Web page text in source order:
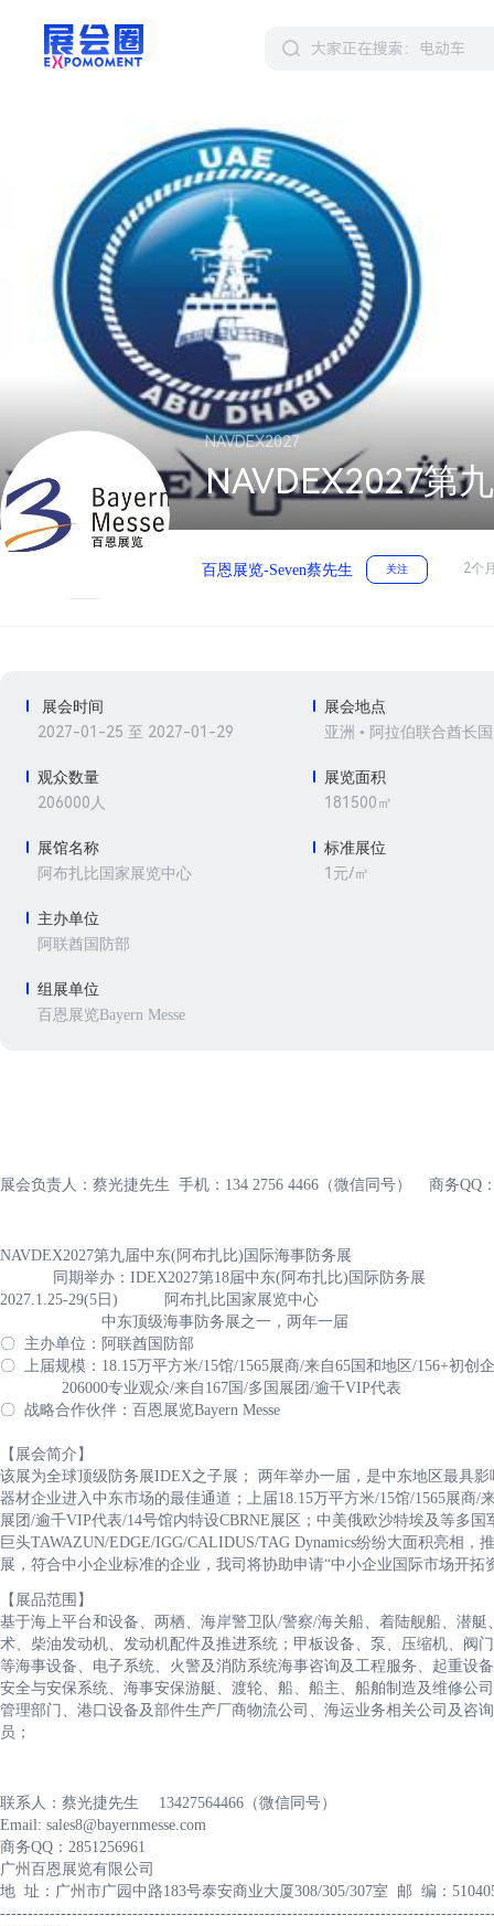
NAVDEX2027
NAVDEX2027第
百恩展览-Seven蔡先生 关注 2个
展会时间
2027-01-25 至 2027-01-29
展会地点
亚洲 • 阿拉伯联合酋长
观众数量
206000人
展览面积
181500㎡
展馆名称
阿布扎比国家展览中心
标准展位
1元/㎡
主办单位
阿联酋国防部
组展单位
百恩展览Bayern Messe
展会负责人：蔡光捷先生 手机：134 2756 4466（微信同号） 商务QQ：
NAVDEX2027第九届中东(阿布扎比)国际海事防务展
同期举办：IDEX2027第18届中东(阿布扎比)国际防务展
2027.1.25-29(5日) 阿布扎比国家展览中心
中东顶级海事防务展之一，两年一届
〇 主办单位：阿联酋国防部
〇 上届规模：18.15万平方米/15馆/1565展商/来自65国和地区/156+初创
206000专业观众/来自167国/多国展团/逾千VIP代表
〇 战略合作伙伴：百恩展览Bayern Messe
【展会简介】
该展为全球顶级防务展IDEX之子展； 两年举办一届，是中东地区最具
器材企业进入中东市场的最佳通道；上届18.15万平方米/15馆/1565展商/
展团/逾千VIP代表/14号馆内特设CBRNE展区；中美俄欧沙特埃及等多
巨头TAWAZUN/EDGE/IGG/CALIDUS/TAG Dynamics纷纷大面积亮相
展，符合中小企业标准的企业，我司将协助申请“中小企业国际市场开拓
【展品范围】
基于海上平台和设备、两栖、海岸警卫队/警察/海关船、着陆舰船、潜
术、柴油发动机、发动机配件及推进系统；甲板设备、泵、压缩机、阀
等海事设备、电子系统、火警及消防系统海事咨询及工程服务、起重设
安全与安保系统、海事安保游艇、渡轮、船、船主、船舶制造及维修公
管理部门、港口设备及部件生产厂商物流公司、海运业务相关公司及咨
员；
联系人：蔡光捷先生 13427564466（微信同号）
Email: sales8@bayernmesse.com
商务QQ：2851256961
广州百恩展览有限公司
地 址：广州市广园中路183号泰安商业大厦308/305/307室 邮 编：